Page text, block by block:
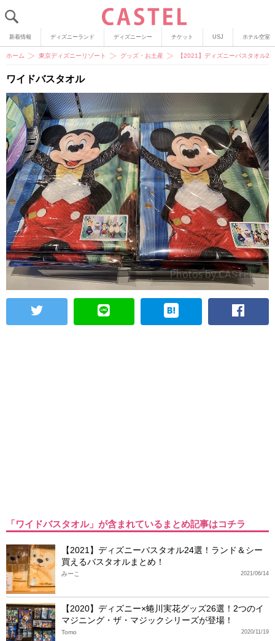
新着情報 ディズニーランド ディズニーシー チケット USJ ホテル空室
ホーム 東京ディズニーリゾート グッズ・お土産 【2021】ディズニーバスタオル
ワイドバスタオル
「ワイドバスタオル」が含まれているまとめ記事はコチラ
【2021】ディズニーバスタオル24選！ランド＆シー
買えるバスタオルまとめ！
2021/06/14
みーこ
【2020】ディズニー×蜷川実花グッズ26選！2つのイ
マジニング・ザ・マジックシリーズが登場！
2020/11/19
Tomo